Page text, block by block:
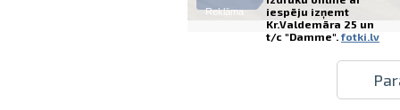
Reklāma
iespēju izņemt
Kr.Valdemāra 25 un
t/c "Damme". fotki.lv